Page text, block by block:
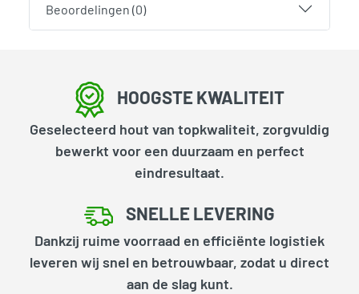
Beoordelingen (0)
HOOGSTE KWALITEIT
Geselecteerd hout van topkwaliteit, zorgvuldig
bewerkt voor een duurzaam en perfect
eindresultaat.
SNELLE LEVERING
Dankzij ruime voorraad en efficiënte logistiek
leveren wij snel en betrouwbaar, zodat u direct
aan de slag kunt.